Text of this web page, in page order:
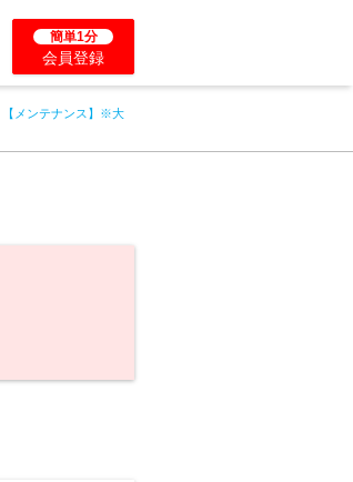
簡単1分
会員登録
【メンテナンス】※大